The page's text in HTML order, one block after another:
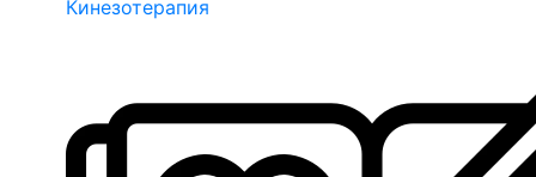
Кинезотерапия